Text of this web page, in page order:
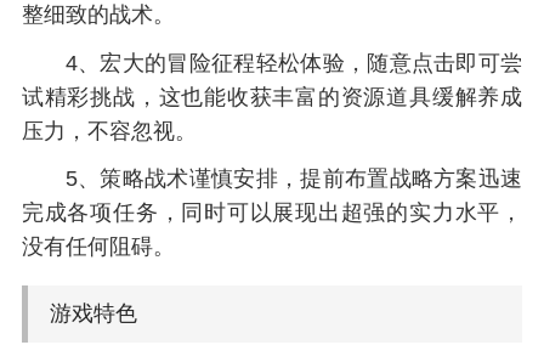
整细致的战术。
4、宏大的冒险征程轻松体验，随意点击即可尝
试精彩挑战，这也能收获丰富的资源道具缓解养成
压力，不容忽视。
5、策略战术谨慎安排，提前布置战略方案迅速
完成各项任务，同时可以展现出超强的实力水平，
没有任何阻碍。
游戏特色